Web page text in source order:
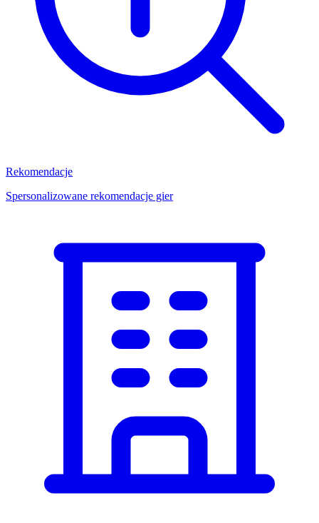
Rekomendacje
Spersonalizowane rekomendacje gier